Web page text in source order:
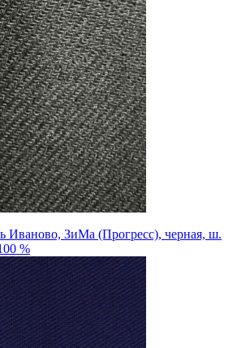
Иваново, ЗиМа (Прогресс), черная, ш.
%